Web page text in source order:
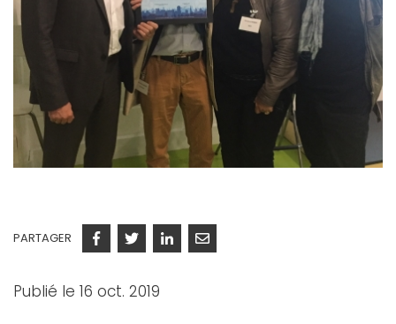
PARTAGER Facebook
TwitterLinkedinCourriel
Publié le 16 oct. 2019